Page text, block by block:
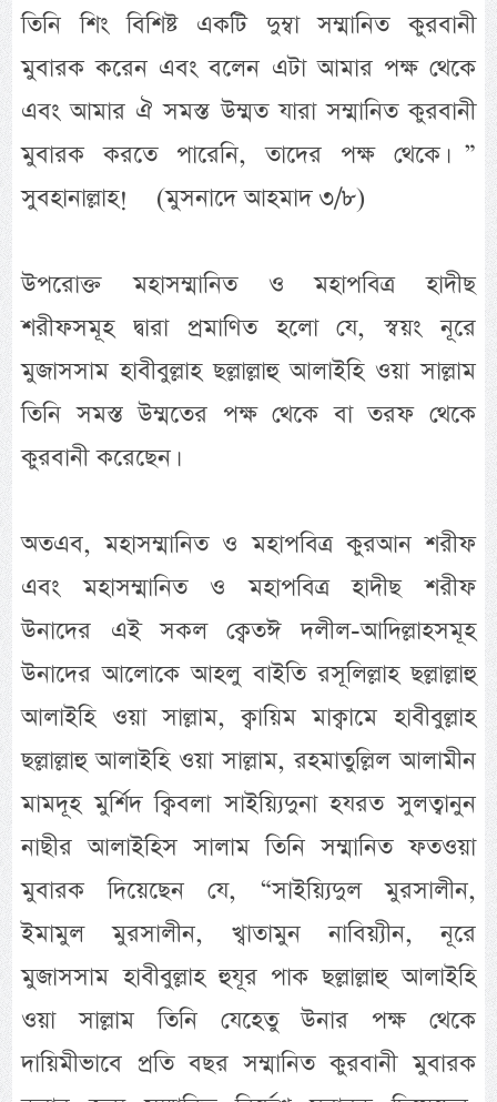
তিনি শিং বিশিষ্ট একটি দুম্বা সম্মানিত কুরবানী
মুবারক করেন এবং বলেন এটা আমার পক্ষ থেকে
এবং আমার ঐ সমস্ত উম্মত যারা সম্মানিত কুরবানী
মুবারক করতে পারেনি, তাদের পক্ষ থেকে। ”
সুবহানাল্লাহ! (মুসনাদে আহমাদ ৩/৮)
উপরোক্ত মহাসম্মানিত ও মহাপবিত্র হাদীছ
শরীফসমূহ দ্বারা প্রমাণিত হলো যে, স্বয়ং নূরে
মুজাসসাম হাবীবুল্লাহ ছল্লাল্লাহু আলাইহি ওয়া সাল্লাম
তিনি সমস্ত উম্মতের পক্ষ থেকে বা তরফ থেকে
কুরবানী করেছেন।
অতএব, মহাসম্মানিত ও মহাপবিত্র কুরআন শরীফ
এবং মহাসম্মানিত ও মহাপবিত্র হাদীছ শরীফ
উনাদের এই সকল ক্বেতঈ দলীল-আদিল্লাহসমূহ
উনাদের আলোকে আহলু বাইতি রসূলিল্লাহ ছল্লাল্লাহু
আলাইহি ওয়া সাল্লাম, ক্বায়িম মাক্বামে হাবীবুল্লাহ
ছল্লাল্লাহু আলাইহি ওয়া সাল্লাম, রহমাতুল্লিল আলামীন
মামদূহ মুর্শিদ ক্বিবলা সাইয়্যিদুনা হযরত সুলত্বানুন
নাছীর আলাইহিস সালাম তিনি সম্মানিত ফতওয়া
মুবারক দিয়েছেন যে, “সাইয়্যিদুল মুরসালীন,
ইমামুল মুরসালীন, খ্বাতামুন নাবিয়্যীন, নূরে
মুজাসসাম হাবীবুল্লাহ হুযূর পাক ছল্লাল্লাহু আলাইহি
ওয়া সাল্লাম তিনি যেহেতু উনার পক্ষ থেকে
দায়িমীভাবে প্রতি বছর সম্মানিত কুরবানী মুবারক